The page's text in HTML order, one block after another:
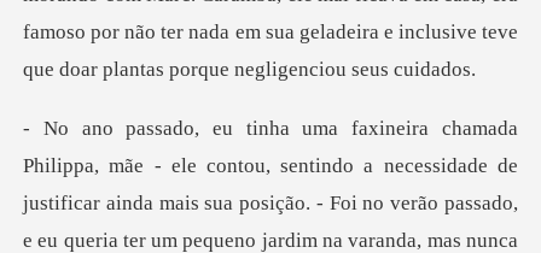
o verão passado,
e eu queria ter um pequeno jardim na varanda, mas nunca